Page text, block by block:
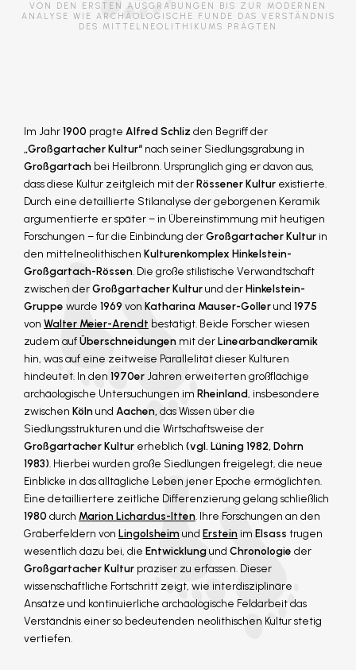
VON DEN ERSTEN AUSGRABUNGEN BIS ZUR MODERNEN
ANALYSE WIE ARCHÄOLOGISCHE FUNDE DAS VERSTÄNDNIS
DES MITTELNEOLITHIKUMS PRÄGTEN
Im Jahr1900 prägte Alfred Schliz den Begriff der
„Großgartacher Kultur“ nach seiner Siedlungsgrabung in
Großgartach bei Heilbronn. Ursprünglich ging er davon aus,
dass diese Kultur zeitgleich mit derRössener Kultur existierte.
Durch eine detaillierte Stilanalyse der geborgenen Keramik
argumentierte er später – in Übereinstimmung mit heutigen
Forschungen – für die Einbindung derGroßgartacher Kulturin
den mittelneolithischen Kulturenkomplex Hinkelstein-
Großgartach-Rössen . Die große stilistische Verwandtschaft
zwischen derGroßgartacher Kulturund derHinkelstein-
Gruppe wurde 1969 von Katharina Mauser-Gollerund 1975
von Walter Meier-Arendt bestätigt. Beide Forscher wiesen
zudem aufÜberschneidungen mit derLinearbandkeramik
hin, was auf eine zeitweise Parallelität dieser Kulturen
hindeutet. In den 1970er Jahren erweiterten großflächige
archäologische Untersuchungen im Rheinland, insbesondere
zwischen Kölnund Aachen, das Wissen über die
Siedlungsstrukturen und die Wirtschaftsweise der
Großgartacher Kultur erheblich (vgl. Lüning 1982, Dohrn
1983) . Hierbei wurden große Siedlungen freigelegt, die neue
Einblicke in das alltägliche Leben jener Epoche ermöglichten.
Eine detailliertere zeitliche Differenzierung gelang schließlich
1980 durch Marion Lichardus-Itten . Ihre Forschungen an den
Gräberfeldern von Lingolsheim und Erstein im Elsass trugen
wesentlich dazu bei, die Entwicklungund Chronologie der
Großgartacher Kultur präziser zu erfassen. Dieser
wissenschaftliche Fortschritt zeigt, wie interdisziplinäre
Ansätze und kontinuierliche archäologische Feldarbeit das
Verständnis einer so bedeutenden neolithischen Kultur stetig
vertiefen.